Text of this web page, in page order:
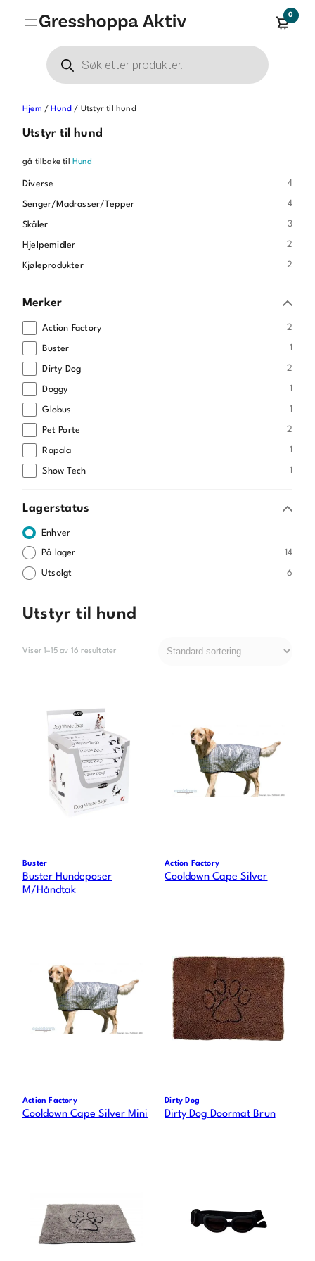
0
Products
search
Hjem /Hund / Utstyr til hund
Utstyr til hund
gå tilbake til Hund
Diverse 4
Senger/Madrasser/Tepper 4
Skåler 3
Hjelpemidler 2
Kjøleprodukter 2
Merker
Action Factory 2
Buster 1
Dirty Dog 2
Doggy 1
Globus 1
Pet Porte 2
Rapala 1
Show Tech 1
Lagerstatus
Enhver
På lager 14
Utsolgt 6
Utstyr til hund
Viser 1–15 av 16 resultater
Buster
Buster Hundeposer
M/Håndtak
Action Factory
Cooldown Cape Silver
Action Factory
Cooldown Cape Silver Mini
Dirty Dog
Dirty Dog Doormat Brun